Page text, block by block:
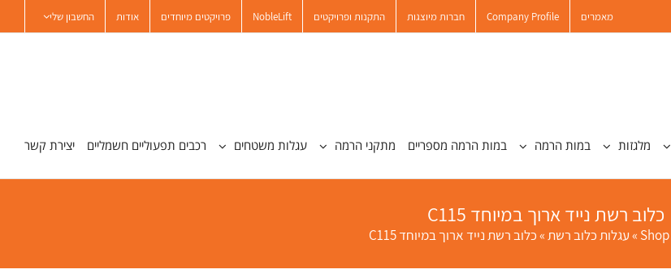
מאמרים Company Profile חברות מיוצגות התקנות ופרויקטים NobleLift פרויקטים מיוחדים אודות החשבון שלי
מלגזות במות הרמה במות הרמה מספריים מתקני הרמה עגלות משטחים רכבים תפעוליים חשמליים יצירת קשר
כלוב רשת נייד ארוך במיוחד C115
Shop
»עגלות כלוב רשת»כלוב רשת נייד ארוך במיוחד C115